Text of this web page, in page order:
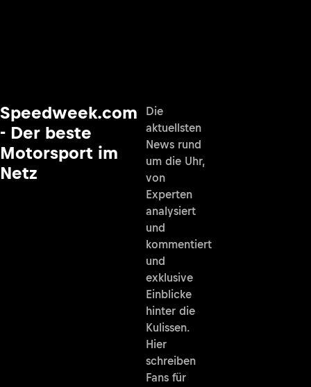
Speedweek.com
- Der beste
Motorsport im
Netz
Die
aktuellsten
News rund
um die Uhr,
von
Experten
analysiert
und
kommentiert
und
exklusive
Einblicke
hinter die
Kulissen.
Hier
schreiben
Fans für